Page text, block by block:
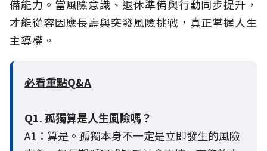
備能力。當風險意識、退休準備與行動同步提升，
才能從容因應長壽與突發風險挑戰，真正掌握人生
主導權。
必看重點Q&A
Q1. 孤獨算是人生風險嗎？
A1：算是。孤獨本身不一定是立即發生的風險